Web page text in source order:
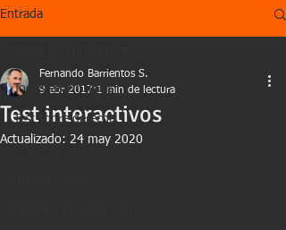
Entrada
Todas las entradas
Test sobre derecho
Test interactivos
Fernando Barrientos S.
9 abr 2017 1 min de lectura
Actualizado: 24 may 2020